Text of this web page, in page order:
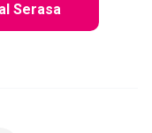
Serasa